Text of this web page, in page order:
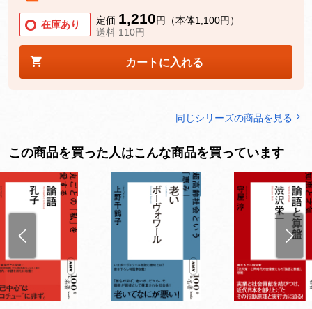
在庫あり 定価 1,210円（本体1,100円）
送料 110円
カートに入れる
同じシリーズの商品を見る
この商品を買った人はこんな商品を買っています